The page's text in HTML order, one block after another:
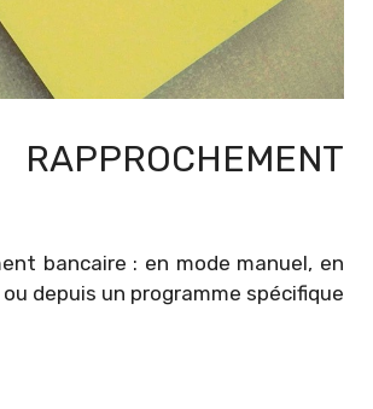
bancaire : en mode manuel, en
depuis un programme spécifique